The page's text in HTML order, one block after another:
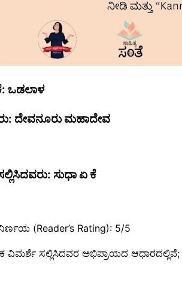
ಒಡಲಾಳ
ದೇವನೂರು ಮಹಾದೇವ
ಸುಧಾ ಏ ಕೆ
(Reader’s Rating): 5/5
ವಿಮರ್ಶೆ ಸಲ್ಲಿಸಿದವರ ಅಭಿಪ್ರಾಯದ